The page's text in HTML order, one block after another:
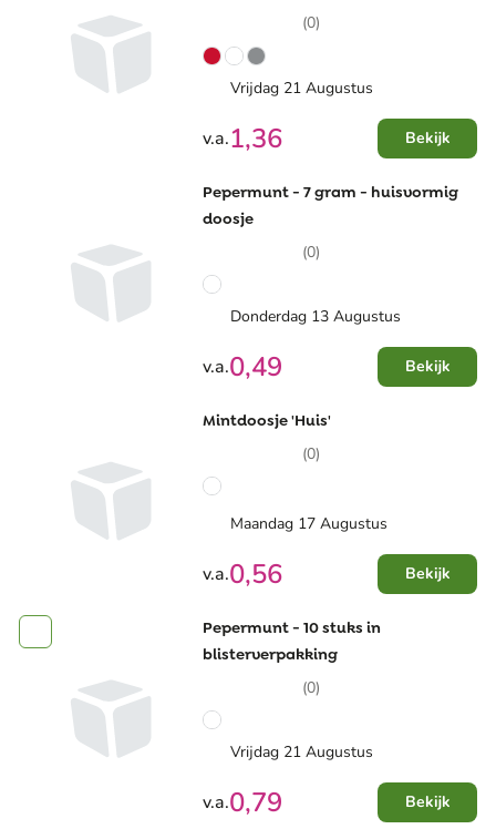
(0)
Vrijdag 21 Augustus
v.a.1,36 Bekijk
Pepermunt - 7 gram - huisvormig
doosje
(0)
Donderdag 13 Augustus
v.a.0,49 Bekijk
Mintdoosje 'Huis'
(0)
Maandag 17 Augustus
v.a.0,56 Bekijk
Pepermunt - 10 stuks in
blisterverpakking
(0)
Vrijdag 21 Augustus
v.a.0,79 Bekijk